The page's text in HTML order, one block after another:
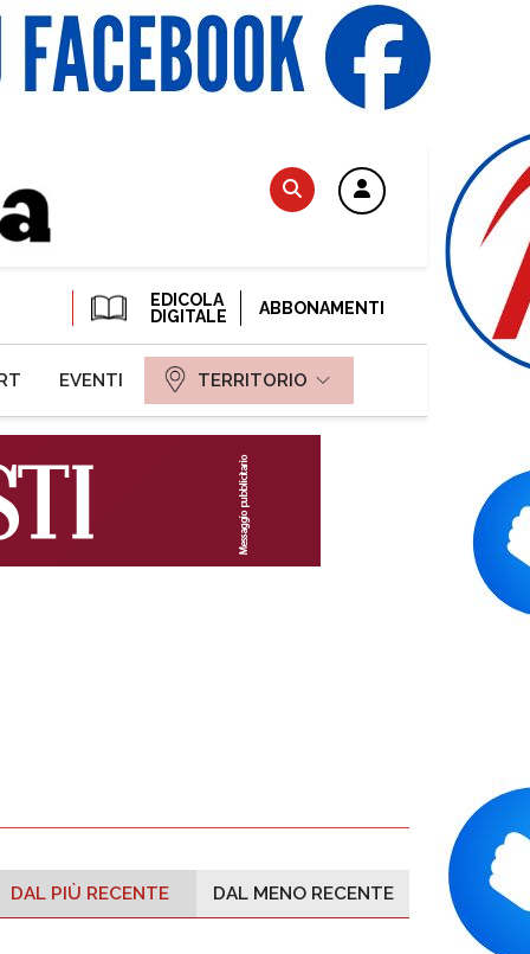
EDICOLA
DIGITALE
ABBONAMENTI
EVENTI TERRITORIO
DAL PIÙ RECENTE DAL MENO RECENTE